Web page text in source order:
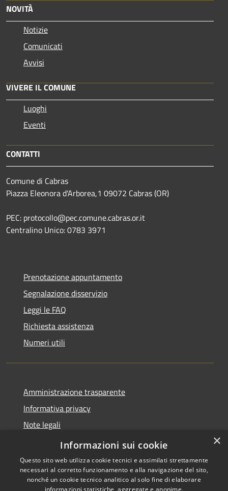
NOVITÀ
Notizie
Comunicati
Avvisi
VIVERE IL COMUNE
Luoghi
Eventi
CONTATTI
Comune di Cabras
Piazza Eleonora d'Arborea,1 09072 Cabras (OR)
PEC: protocollo@pec.comune.cabras.or.it
Centralino Unico: 0783 3971
Prenotazione appuntamento
Segnalazione disservizio
Leggi le FAQ
Richiesta assistenza
Numeri utili
Amministrazione trasparente
Informativa privacy
Note legali
Dichiarazione di accessibilità
×
Informazioni sui cookie
Questo sito web utilizza cookie tecnici e assimilati strettamente
necessari al corretto funzionamento e alla navigazione del sito,
nonché un cookie tecnico analitico al solo fine di elaborare
informazioni statistiche, aggregate e anonime.